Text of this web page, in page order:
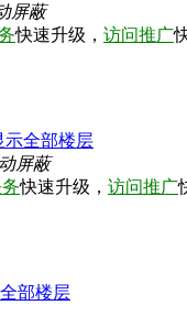
屏蔽
快速升级， 访问推广
示全部楼层
屏蔽
快速升级， 访问推广
部楼层